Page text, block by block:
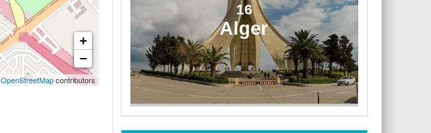
+
−
OpenStreetMapcontributors
16
Alger